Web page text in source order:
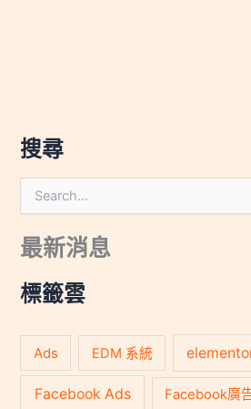
搜尋
尋
鍵
:
最新消息
標籤雲
Ads EDM 系統
Facebook Ads Facebook廣